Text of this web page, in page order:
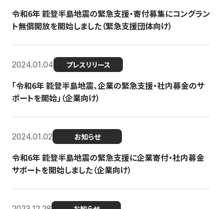
令和6年 能登半島地震の緊急支援・寄付募集にコングラン
ト無償開放を開始しました（緊急支援団体向け）
2024.01.04 プレスリリース
「令和6年 能登半島地震、企業の緊急支援・社内募金のサ
ポートを開始」（企業向け）
2024.01.02 お知らせ
令和6年 能登半島地震の緊急支援に企業寄付・社内募金
サポートを開始しました（企業向け）